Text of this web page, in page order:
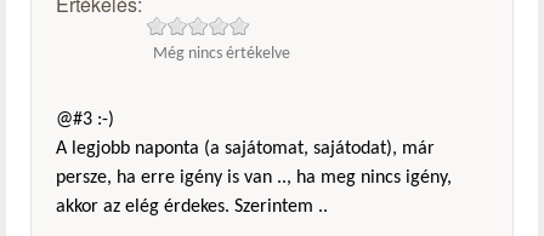
Még nincs értékelve
@#3 :-)
A legjobb naponta (a sajátomat, sajátodat), már
persze, ha erre igény is van .., ha meg nincs igény,
akkor az elég érdekes. Szerintem ..